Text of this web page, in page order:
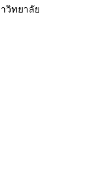
วิทยาลัย